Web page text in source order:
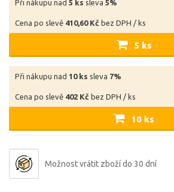
Při nákupu nad 5 ks sleva 5%
Cena po slevě 410,60 Kč bez DPH / ks
5 ks
Při nákupu nad 10 ks sleva 7%
Cena po slevě 402 Kč bez DPH / ks
10 ks
Možnost vrátit zboží do 30 dní